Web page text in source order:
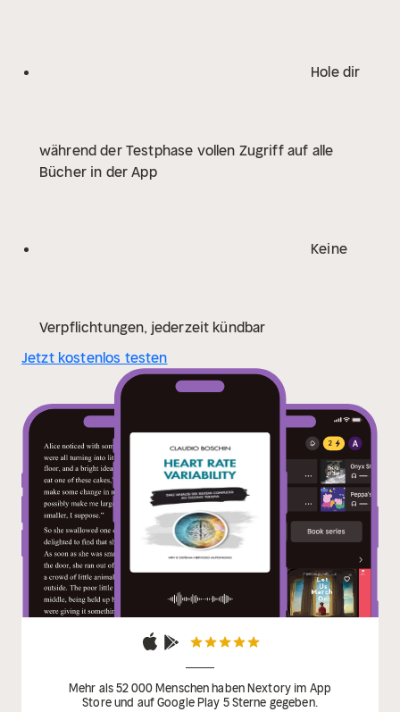
Hole dir
während der Testphase vollen Zugriff auf alle
Bücher in der App
Keine
Verpflichtungen, jederzeit kündbar
Jetzt kostenlos testen
Mehr als 52 000 Menschen haben Nextory im App
Store und auf Google Play 5 Sterne gegeben.